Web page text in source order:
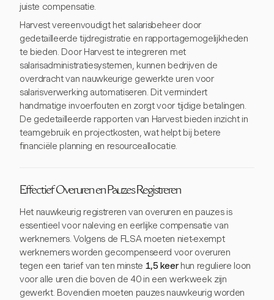
juiste compensatie.
Harvest vereenvoudigt het salarisbeheer door
gedetailleerde tijdregistratie en rapportagemogelijkheden
te bieden. Door Harvest te integreren met
salarisadministratiesystemen, kunnen bedrijven de
overdracht van nauwkeurige gewerkte uren voor
salarisverwerking automatiseren. Dit vermindert
handmatige invoerfouten en zorgt voor tijdige betalingen.
De gedetailleerde rapporten van Harvest bieden inzicht in
teamgebruik en projectkosten, wat helpt bij betere
financiële planning en resourceallocatie.
Effectief Overuren en Pauzes Registreren
Het nauwkeurig registreren van overuren en pauzes is
essentieel voor naleving en eerlijke compensatie van
werknemers. Volgens de FLSA moeten niet-exempt
werknemers worden gecompenseerd voor overuren
tegen een tarief van ten minste 1,5 keerhun reguliere loon
voor alle uren die boven de 40 in een werkweek zijn
gewerkt. Bovendien moeten pauzes nauwkeurig worden